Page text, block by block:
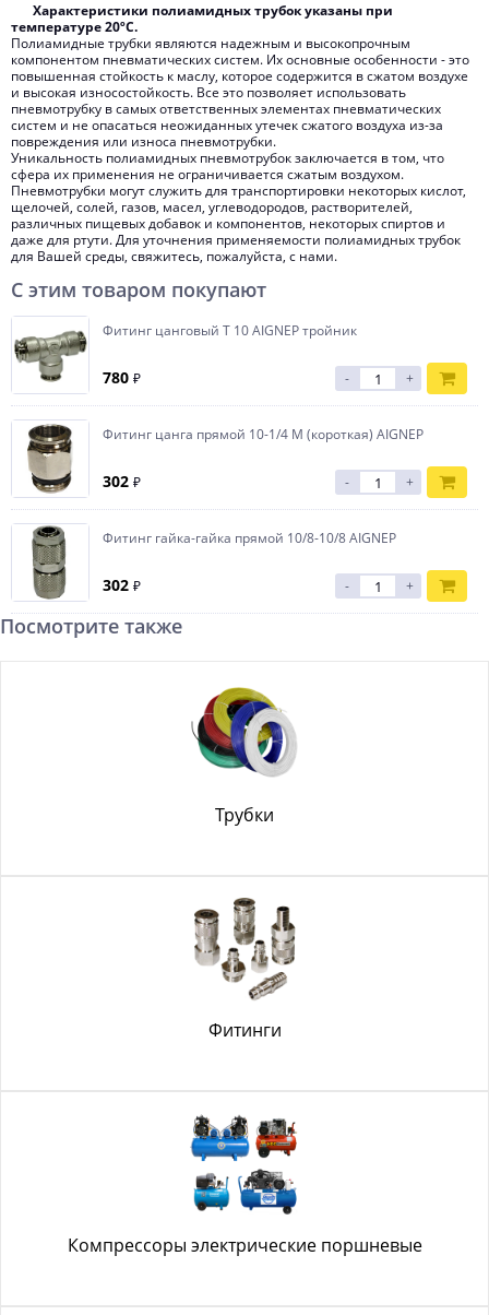
Характеристики полиамидных трубок указаны при
температуре 20ºС.
Полиамидные трубки являются надежным и высокопрочным
компонентом пневматических систем. Их основные особенности - это
повышенная стойкость к маслу, которое содержится в сжатом воздухе
и высокая износостойкость. Все это позволяет использовать
пневмотрубку в самых ответственных элементах пневматических
систем и не опасаться неожиданных утечек сжатого воздуха из-за
повреждения или износа пневмотрубки.
Уникальность полиамидных пневмотрубок заключается в том, что
сфера их применения не ограничивается сжатым воздухом.
Пневмотрубки могут служить для транспортировки некоторых кислот,
щелочей, солей, газов, масел, углеводородов, растворителей,
различных пищевых добавок и компонентов, некоторых спиртов и
даже для ртути. Для уточнения применяемости полиамидных трубок
для Вашей среды, свяжитесь, пожалуйста, с нами.
С этим товаром покупают
Фитинг цанговый T 10 AIGNEP тройник
780 ₽ - +
Фитинг цанга прямой 10-1/4 M (короткая) AIGNEP
302 ₽ - +
Фитинг гайка-гайка прямой 10/8-10/8 AIGNEP
302 ₽ - +
Посмотрите также
Трубки
Фитинги
Компрессоры электрические поршневые